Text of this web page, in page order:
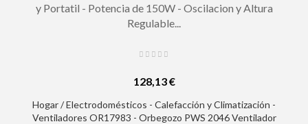
y Portatil - Potencia de 150W - Oscilacion y Altura
Regulable...
128,13 €
Hogar / Electrodomésticos - Calefacción y Climatización -
Ventiladores OR17983 - Orbegozo PWS 2046 Ventilador